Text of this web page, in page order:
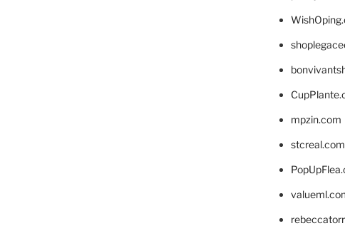
mpzin.com
stcreal.com